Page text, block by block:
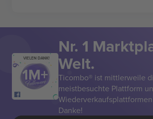
VIELEN DANK!
Nr. 1
Welt.
Ticombo® ist mittlerweile
meistbesuchte Plattform
Danke!